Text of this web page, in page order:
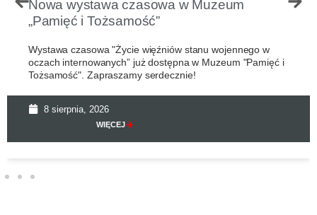
Nowa wystawa czasowa w Muzeum
„Pamięć i Tożsamość”
Wystawa czasowa "Życie więźniów stanu wojennego w
oczach internowanych” już dostępna w Muzeum "Pamięć i
Tożsamość". Zapraszamy serdecznie!
8 sierpnia, 2026
WIĘCEJ